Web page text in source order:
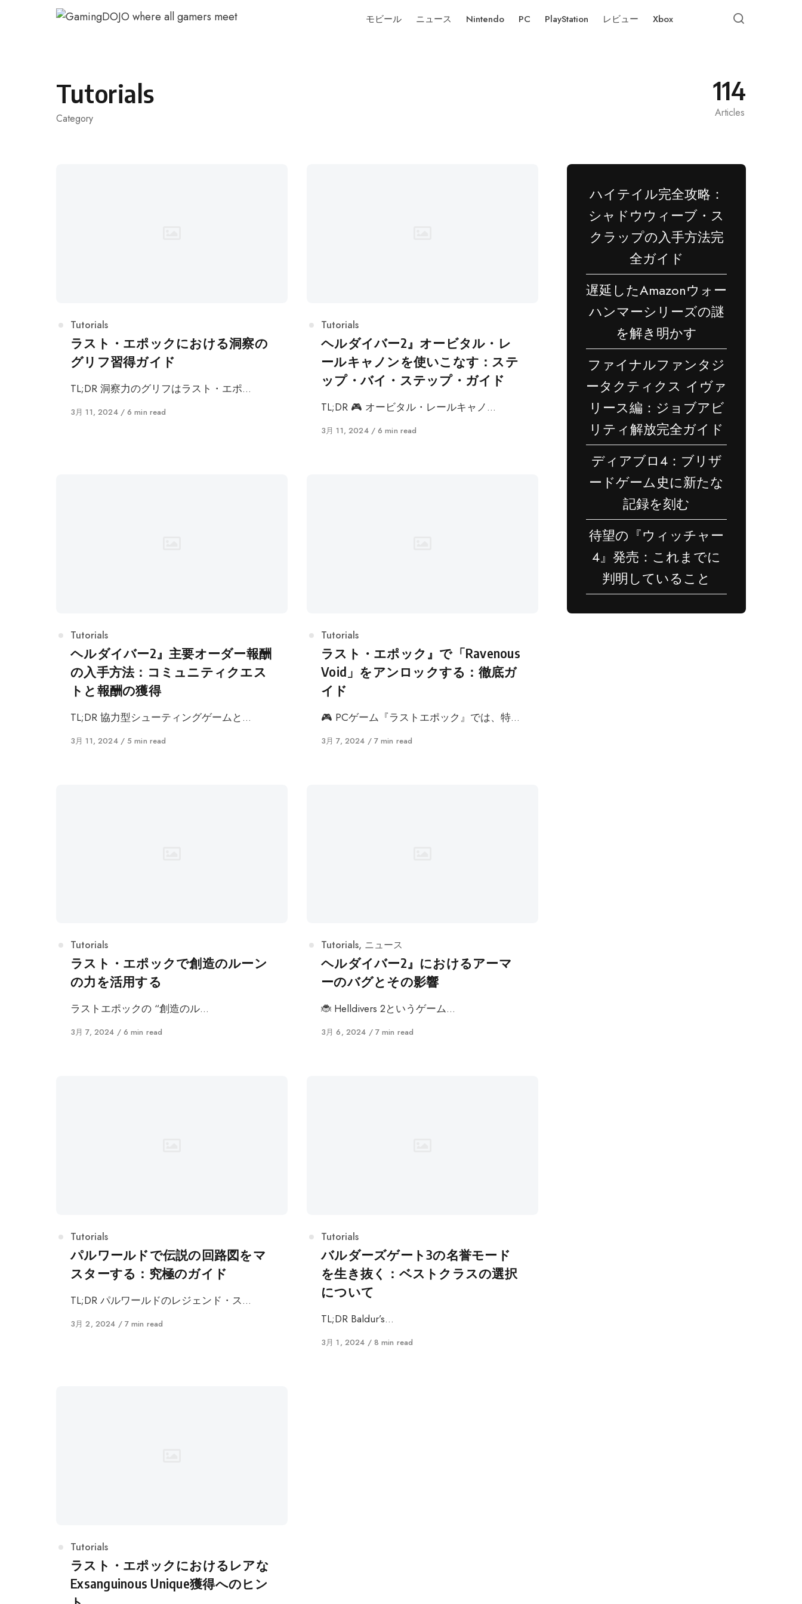
モビール ニュース Nintendo PC PlayStation レビュー Xbox
Tutorials
Category
114
Articles
カ
テ
ゴ
リ
ー
Tutorials
ラスト・エポックにおける洞察の
グリフ習得ガイド
TL;DR 洞察力のグリフはラスト・エポ…
に
3月 11, 2024 6 min read
カ
テ
ー
Tutorials
ヘルダイバー2』オービタル・レ
ールキャノンを使いこなす：ステ
ップ・バイ・ステップ・ガイド
TL;DR 🎮 オービタル・レールキャノ…
に
3月 11, 2024 6 min read
カ
テ
ゴ
リ
ー
Tutorials
ヘルダイバー2』主要オーダー報酬
の入手方法：コミュニティクエス
トと報酬の獲得
TL;DR 協力型シューティングゲームと…
に
3月 11, 2024 5 min read
カ
テ
ゴ
リ
ー
Tutorials
ラスト・エポック』で「Ravenous
Void」をアンロックする：徹底ガ
イド
🎮 PCゲーム『ラストエポック』では、特…
に
3月 7, 2024 7 min read
カ
テ
ゴ
リ
ー
Tutorials
ラスト・エポックで創造のルーン
の力を活用する
ラストエポックの “創造のル…
に
3月 7, 2024 6 min read
カ
テ
ー
Tutorials, ニュース
ヘルダイバー2』におけるアーマ
ーのバグとその影響
🐞 Helldivers 2というゲーム…
に
3月 6, 2024 7 min read
カ
テ
ゴ
リ
ー
Tutorials
パルワールドで伝説の回路図をマ
スターする：究極のガイド
TL;DR パルワールドのレジェンド・ス…
に
3月 2, 2024 7 min read
カ
テ
ゴ
リ
ー
Tutorials
バルダーズゲート3の名誉モード
を生き抜く：ベストクラスの選択
について
TL;DR Baldur’s…
に
3月 1, 2024 8 min read
カ
テ
ゴ
リ
Tutorials
ラスト・エポックにおけるレアな
Exsanguinous Unique獲得へのヒン
ハイテイル完全攻略：
シャドウウィーブ・ス
クラップの入手方法完
全ガイド
遅延したAmazonウォー
ハンマーシリーズの謎
を解き明かす
ファイナルファンタジ
ータクティクス イヴァ
リース編：ジョブアビ
リティ解放完全ガイド
ディアブロ4：ブリザ
ードゲーム史に新たな
記録を刻む
待望の『ウィッチャー
4』発売：これまでに
判明していること